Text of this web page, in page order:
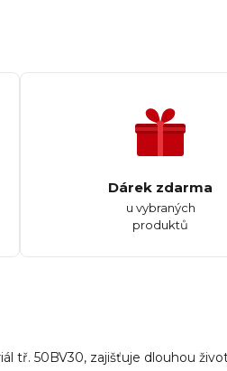
Dárek zdarma
u vybraných
produktů
tř. 50BV30, zajišťuje dlouhou